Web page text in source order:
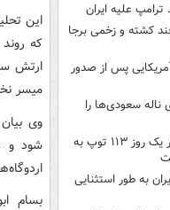
علیه ایران
کشته و زخمی برجا
پس از صدور
سعودی‌ها را
یونیفل: ارتش اسرائیل در یک روز ۱۱۳ توپ به
به طور استثنایی
این
که
ارتش
میسر
وی
شود و
بسام